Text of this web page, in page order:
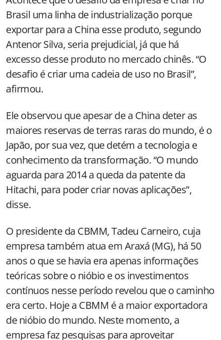
Brasil uma linha de industrialização porque
exportar para a China esse produto, segundo
Antenor Silva, seria prejudicial, já que há
excesso desse produto no mercado chinês. “O
desafio é criar uma cadeia de uso no Brasil”,
afirmou.
Ele observou que apesar de a China deter as
maiores reservas de terras raras do mundo, é o
Japão, por sua vez, que detém a tecnologia e
conhecimento da transformação. “O mundo
aguarda para 2014 a queda da patente da
Hitachi, para poder criar novas aplicações”,
disse.
O presidente da CBMM, Tadeu Carneiro, cuja
empresa também atua em Araxá (MG), há 50
anos o que se havia era apenas informações
teóricas sobre o nióbio e os investimentos
contínuos nesse período revelou que o caminho
era certo. Hoje a CBMM é a maior exportadora
de nióbio do mundo. Neste momento, a
empresa faz pesquisas para aproveitar